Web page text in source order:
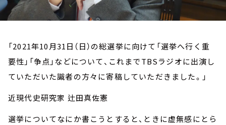
「2021年10月31日（日）の総選挙に向けて「選挙へ行く重
要性」「争点」などについて、これまでTBSラジオに出演し
ていただいた識者の方々に寄稿していただきました。」
近現代史研究家 辻田真佐憲
選挙についてなにか書こうとすると、ときに虚無感にとら